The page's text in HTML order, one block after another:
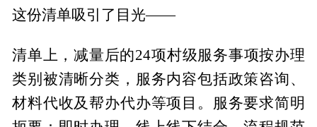
这份清单吸引了目光——
清单上，减量后的24项村级服务事项按办理
类别被清晰分类，服务内容包括政策咨询、
材料代收及帮办代办等项目。服务要求简明